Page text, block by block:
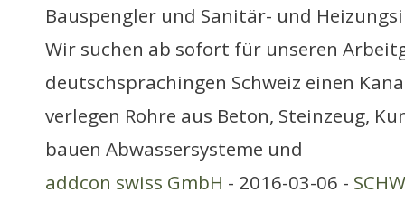
Bauspengler und Sanitär- und
Wir suchen ab sofort für unseren
deutschsprachingen Schweiz einen
verlegen Rohre aus Beton, Steinzeug,
bauen Abwassersysteme und
addcon swiss GmbH - 2016-03-06 -